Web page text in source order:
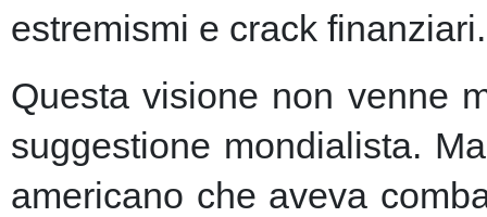
estremismi e crack finanziari.
Questa visione non venne
suggestione mondialista.
americano che aveva